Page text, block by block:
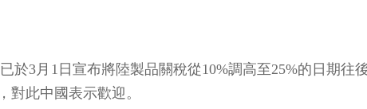
於3月1日宣布將陸製品關稅從10%調高至25%的日期
對此中國表示歡迎。